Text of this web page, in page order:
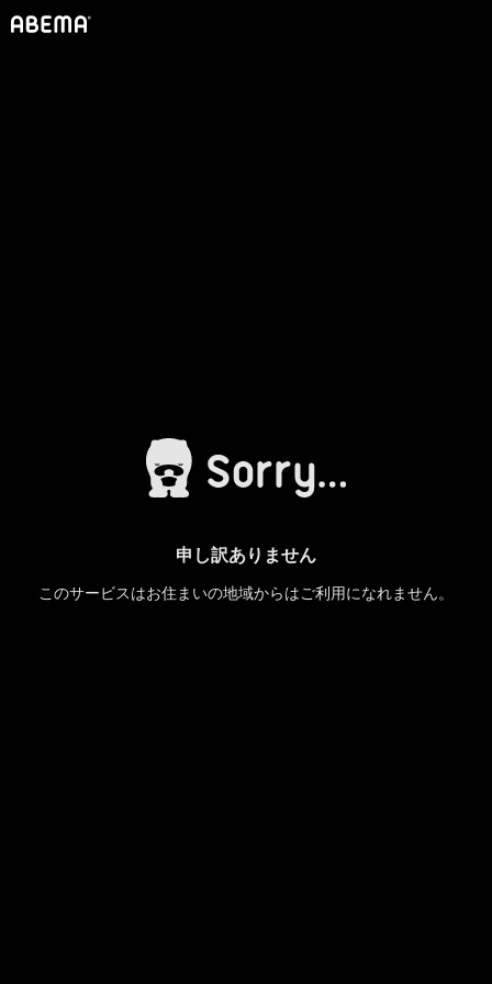
申し訳ありません
このサービスはお住まいの地域からはご利用になれません。